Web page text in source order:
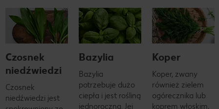
Czosnek
niedźwiedzi
Czosnek
niedźwiedzi jest
Bazylia
Bazylia
potrzebuje dużo
ciepła i jest rośliną
jednoroczną. Jej
Koper
Koper, zwany
również zielem
ogórecznika lub
koprem włoskim,